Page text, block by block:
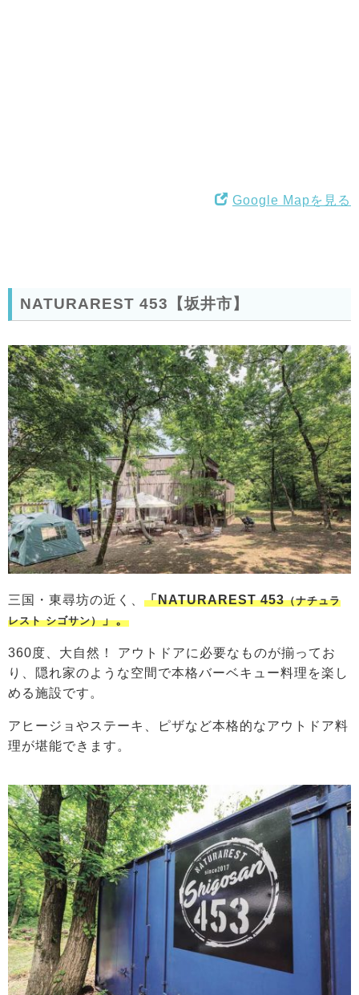
Google Mapを見る
NATURAREST 453【坂井市】
三国・東尋坊の近く、 「NATURAREST 453（ナチュラ
レスト シゴサン）」。
360度、大自然！ アウトドアに必要なものが揃ってお
り、隠れ家のような空間で本格バーベキュー料理を楽し
める施設です。
アヒージョやステーキ、ピザなど本格的なアウトドア料
理が堪能できます。